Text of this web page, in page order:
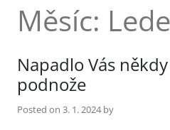
Měsíc:
Napadlo Vás
podnože
Posted on 3. 1. 2024 by